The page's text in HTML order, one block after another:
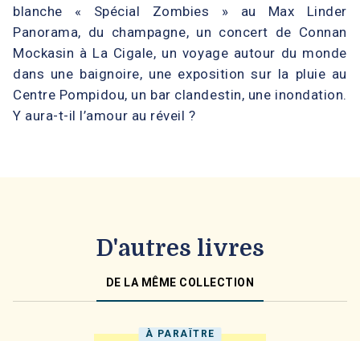
blanche « Spécial Zombies » au Max Linder
Panorama, du champagne, un concert de Connan
Mockasin à La Cigale, un voyage autour du monde
dans une baignoire, une exposition sur la pluie au
Centre Pompidou, un bar clandestin, une inondation.
Y aura-t-il l’amour au réveil ?
D'autres livres
DE LA MÊME COLLECTION
À PARAÎTRE